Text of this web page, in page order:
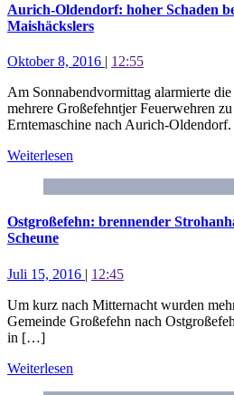
Aurich-Oldendorf: hoher Schaden
Maishäckslers
Oktober 8, 2016 | 12:55
Am Sonnabendvormittag alarmierte
mehrere Großefehntjer Feuerwehren
Erntemaschine nach Aurich-
Weiterlesen
Ostgroßefehn: brennender
Scheune
Juli 15, 2016 | 12:45
Um kurz nach Mitternacht wurden
Gemeinde Großefehn nach
in […]
Weiterlesen